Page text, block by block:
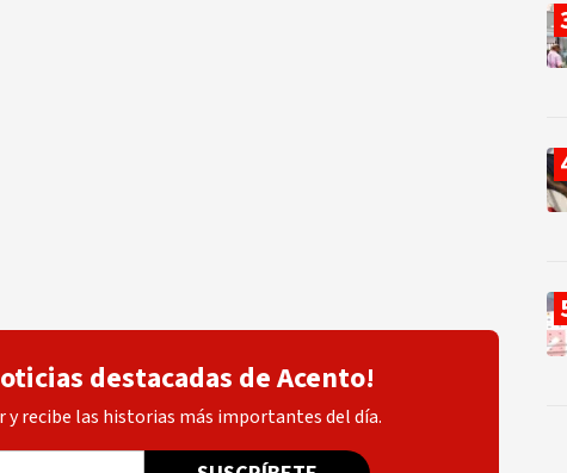
destacadas de Acento!
recibe las historias más importantes del día.